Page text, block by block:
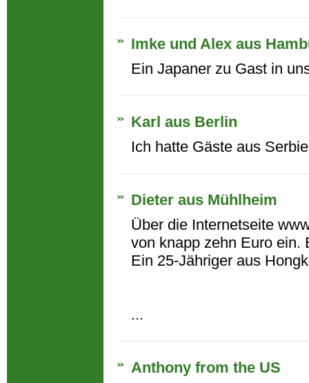
Imke und Alex aus
Ein Japaner zu Gast in
Karl aus Berlin
Ich hatte Gäste aus
Dieter aus Mühlheim
Über die Internetseite
von knapp zehn Euro ein.
Ein 25-Jähriger aus
...
Anthony from the US